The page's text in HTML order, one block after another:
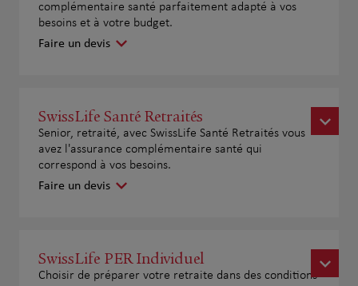
complémentaire santé parfaitement adapté à vos
besoins et à votre budget.
Faire un devis
SwissLife Santé Retraités
Senior, retraité, avec SwissLife Santé Retraités vous
avez l'assurance complémentaire santé qui
correspond à vos besoins.
Faire un devis
SwissLife PER Individuel
Choisir de préparer votre retraite dans des conditions